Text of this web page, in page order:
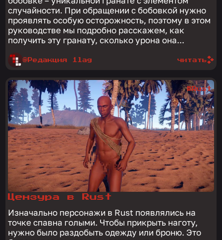
случайности. При обращении с бобовкой нужно
проявлять особую осторожность, поэтому в этом
руководстве мы подробно расскажем, как
получить эту гранату, сколько урона она...
@Редакция 1lag читать
Цензура в Rust
Изначально персонажи в Rust появлялись на
точке спавна голыми. Чтобы прикрыть наготу,
нужно было раздобыть одежду или броню. Это
#Rust